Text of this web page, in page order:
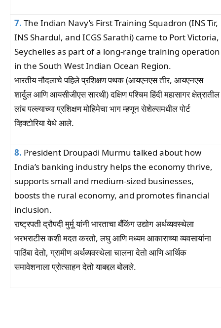
7. The Indian Navy’s First Training Squadron (INS Tir,
INS Shardul, and ICGS Sarathi) came to Port Victoria,
Seychelles as part of a long-range training operation
in the South West Indian Ocean Region.
भारतीय नौदलाचे पहिले प्रशिक्षण पथक (आयएनएस तीर, आयएनएस
शार्दुल आणि आयसीजीएस सारथी) दक्षिण पश्चिम हिंदी महासागर क्षेत्रातील
लांब पल्ल्याच्या प्रशिक्षण मोहिमेचा भाग म्हणून सेशेल्समधील पोर्ट
व्हिक्टोरिया येथे आले.
8. President Droupadi Murmu talked about how
India’s banking industry helps the economy thrive,
supports small and medium-sized businesses,
boosts the rural economy, and promotes financial
inclusion.
राष्ट्रपती द्रौपदी मुर्मू यांनी भारताचा बँकिंग उद्योग अर्थव्यवस्थेला
भरभराटीस कशी मदत करतो, लघु आणि मध्यम आकाराच्या व्यवसायांना
पाठिंबा देतो, ग्रामीण अर्थव्यवस्थेला चालना देतो आणि आर्थिक
समावेशनाला प्रोत्साहन देतो याबद्दल बोलले.